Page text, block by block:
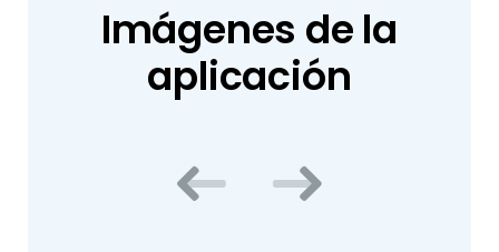
Imágenes de la
aplicación